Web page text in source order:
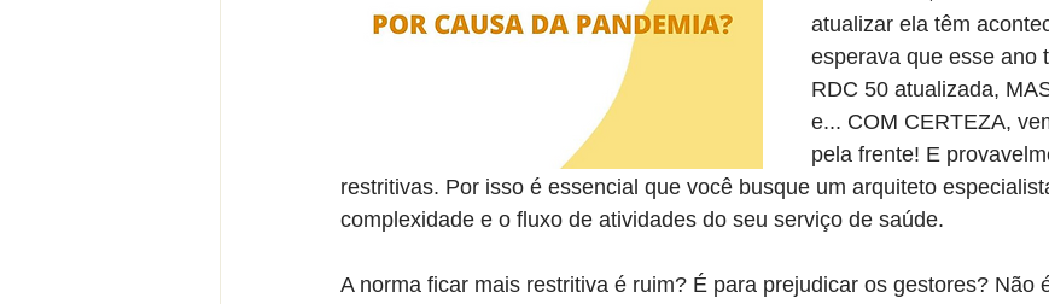
atualizar ela têm
esperava que esse ano
RDC 50 atualizada,
e... COM CERTEZA,
pela frente! E
restritivas. Por isso é essencial que você busque um arquiteto
complexidade e o fluxo de atividades do seu serviço de saúde.
A norma ficar mais restritiva é ruim? É para prejudicar os gestores? Não